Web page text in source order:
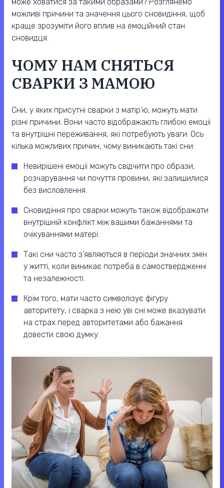
можливі причини та значення цього сновидіння, щоб
краще зрозуміти його вплив на емоційний стан
сновидця.
ЧОМУ НАМ СНЯТЬСЯ
СВАРКИ З МАМОЮ
Сни, у яких присутні сварки з матір’ю, можуть мати
різні причини. Вони часто відображають глибокі емоції
та внутрішні переживання, які потребують уваги. Ось
кілька можливих причин, чому виникають такі сни:
Невирішені емоції можуть свідчити про образи,
розчарування чи почуття провини, які залишилися
без висловлення.
Сновидіння про сварки можуть також відображати
внутрішній конфлікт між вашими бажаннями та
очікуваннями матері.
Такі сни часто з’являються в періоди значних змін
у житті, коли виникає потреба в самоствердженні
та незалежності.
Крім того, мати часто символізує фігуру
авторитету, і сварка з нею уві сні може вказувати
на страх перед авторитетами або бажання
довести свою думку.